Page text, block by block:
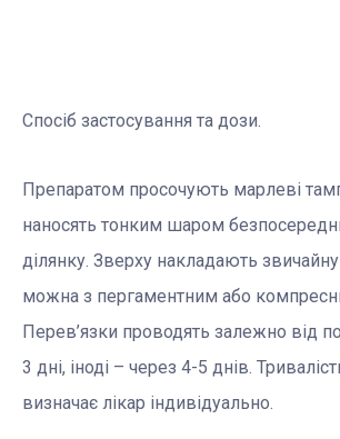
Спосіб застосування та дози.
Препаратом просочують марлевi
наносять тонким шаром
дiлянку. Зверху накладають звичайну
можна з пергаментним або
Перев’язки проводять залежно вiд
3 днi, iнодi – через 4-5 днiв.
визначає лікар індивідуально.